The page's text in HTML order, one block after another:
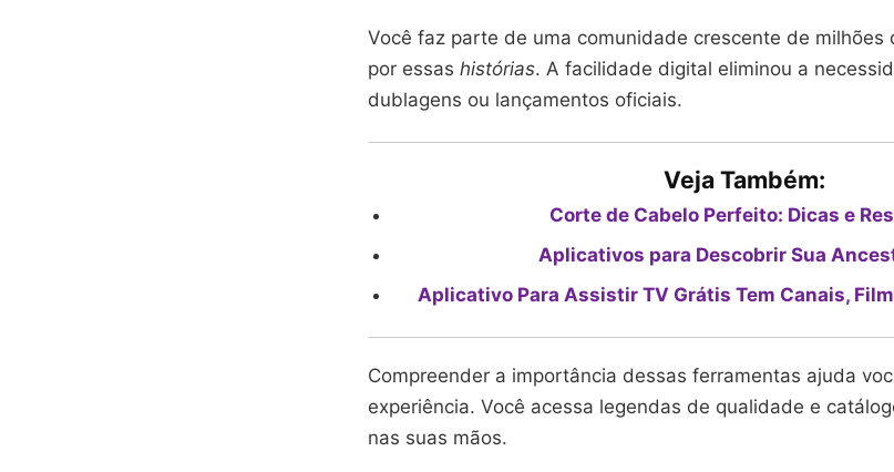
Você faz parte de uma comunidade crescente de milhões
por essas histórias. A facilidade digital eliminou a
dublagens ou lançamentos oficiais.
Veja Também:
Corte de Cabelo Perfeito: Dicas e
Aplicativos para Descobrir Sua
Aplicativo Para Assistir TV Grátis Tem Canais,
Compreender a importância dessas ferramentas ajuda
experiência. Você acessa legendas de qualidade e
nas suas mãos.